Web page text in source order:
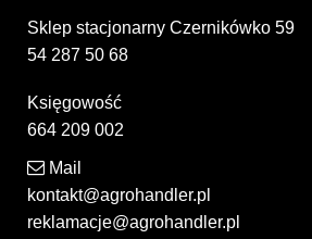
Sklep stacjonarny Czernikówko 59
54 287 50 68
Księgowość
664 209 002
Mail
kontakt@agrohandler.pl
reklamacje@agrohandler.pl